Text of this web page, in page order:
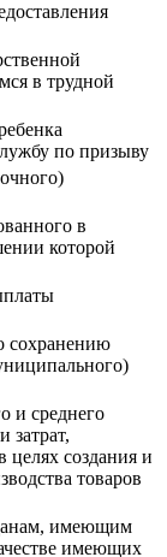
в трудной
по призыву
в
которой
сохранению
и среднего
затрат,
целях создания и
товаров
имеющим
имеющих